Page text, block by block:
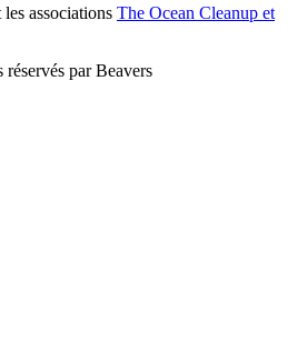
associations The Ocean Cleanup et
par Beavers